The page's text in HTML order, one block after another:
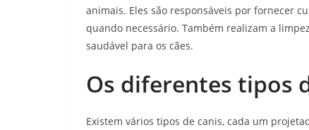
animais. Eles são responsáveis por fornecer
quando necessário. Também realizam a
saudável para os cães.
Os diferentes tipos
Existem vários tipos de canis, cada um